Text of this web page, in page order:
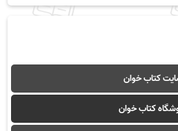
کتاب خوان
کتاب خوان